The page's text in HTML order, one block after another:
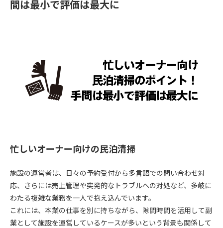
間は最小で評価は最大に
忙しいオーナー向けの民泊清掃
施設の運営者は、日々の予約受付から多言語での問い合わせ対
応、さらには売上管理や突発的なトラブルへの対処など、多岐に
わたる複雑な業務を一人で抱え込んでいます。
これには、本業の仕事を別に持ちながら、隙間時間を活用して副
業として施設を運営しているケースが多いという背景も関係して